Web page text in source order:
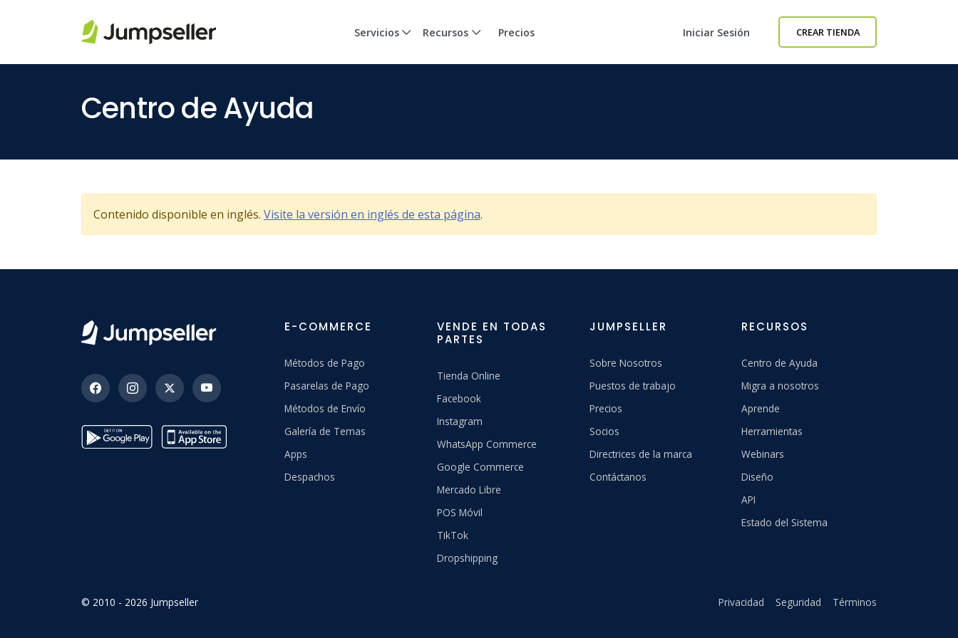
Saltar al contenido principal
Servicios Recursos Precios Iniciar Sesión CREAR TIENDA
Centro de Ayuda
Contenido disponible en inglés. Visite la versión en inglés de esta página.
E-COMMERCE
Métodos de Pago
Pasarelas de Pago
Métodos de Envío
Galería de Temas
Apps
Despachos
VENDE EN TODAS
PARTES
Tienda Online
Facebook
Instagram
WhatsApp Commerce
Google Commerce
Mercado Libre
POS Móvil
TikTok
Dropshipping
JUMPSELLER
Sobre Nosotros
Puestos de trabajo
Precios
Socios
Directrices de la marca
Contáctanos
RECURSOS
Centro de Ayuda
Migra a nosotros
Aprende
Herramientas
Webinars
Diseño
API
Estado del Sistema
© 2010 - 2026 Jumpseller Privacidad Seguridad Términos